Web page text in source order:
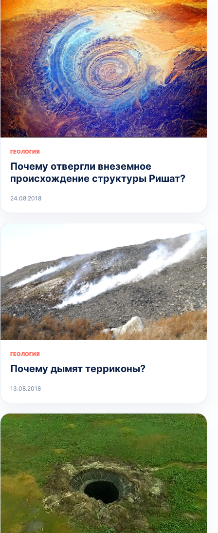
ГЕОЛОГИЯ
Почему отвергли внеземное
происхождение структуры Ришат?
24.08.2018
ГЕОЛОГИЯ
Почему дымят терриконы?
13.08.2018